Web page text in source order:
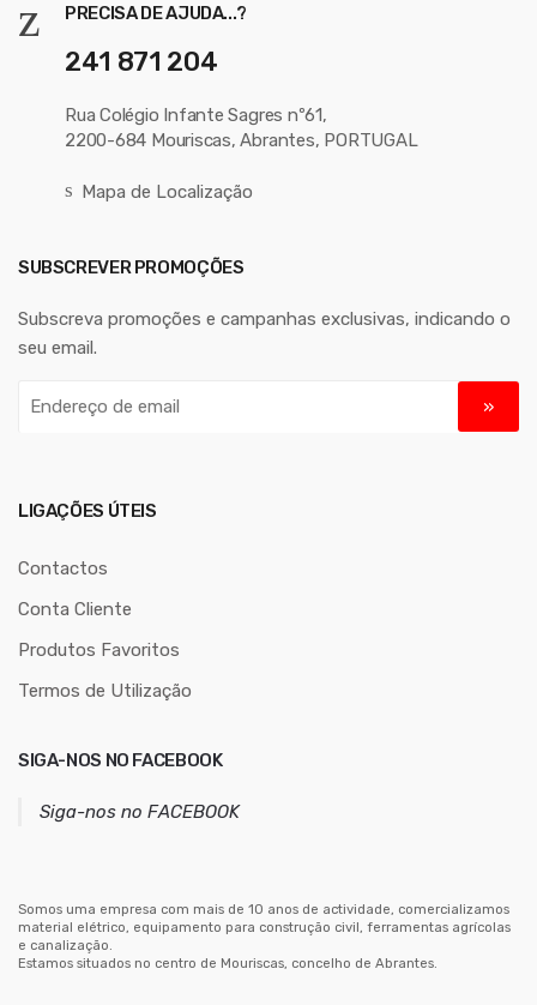
PRECISA DE AJUDA...?
241 871 204
Rua Colégio Infante Sagres nº61,
2200-684 Mouriscas, Abrantes, PORTUGAL
Mapa de Localização
SUBSCREVER PROMOÇÕES
Subscreva promoções e campanhas exclusivas, indicando o
seu email.
r
ç
e
e
i
LIGAÇÕES ÚTEIS
Contactos
Conta Cliente
Produtos Favoritos
Termos de Utilização
SIGA-NOS NO FACEBOOK
Siga-nos no FACEBOOK
Somos uma empresa com mais de 10 anos de actividade, comercializamos
material elétrico, equipamento para construção civil, ferramentas agrícolas
e canalização.
Estamos situados no centro de Mouriscas, concelho de Abrantes.